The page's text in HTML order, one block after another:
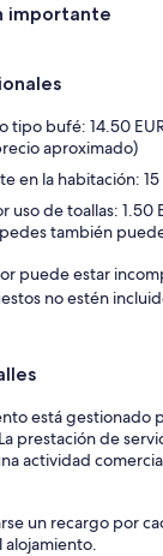
importante
tipo bufé: 14.50
aproximado)
en la habitación:
uso de toallas: 1.50
también
puede estar
no estén
está gestionado
prestación de
actividad
un recargo por
alojamiento.